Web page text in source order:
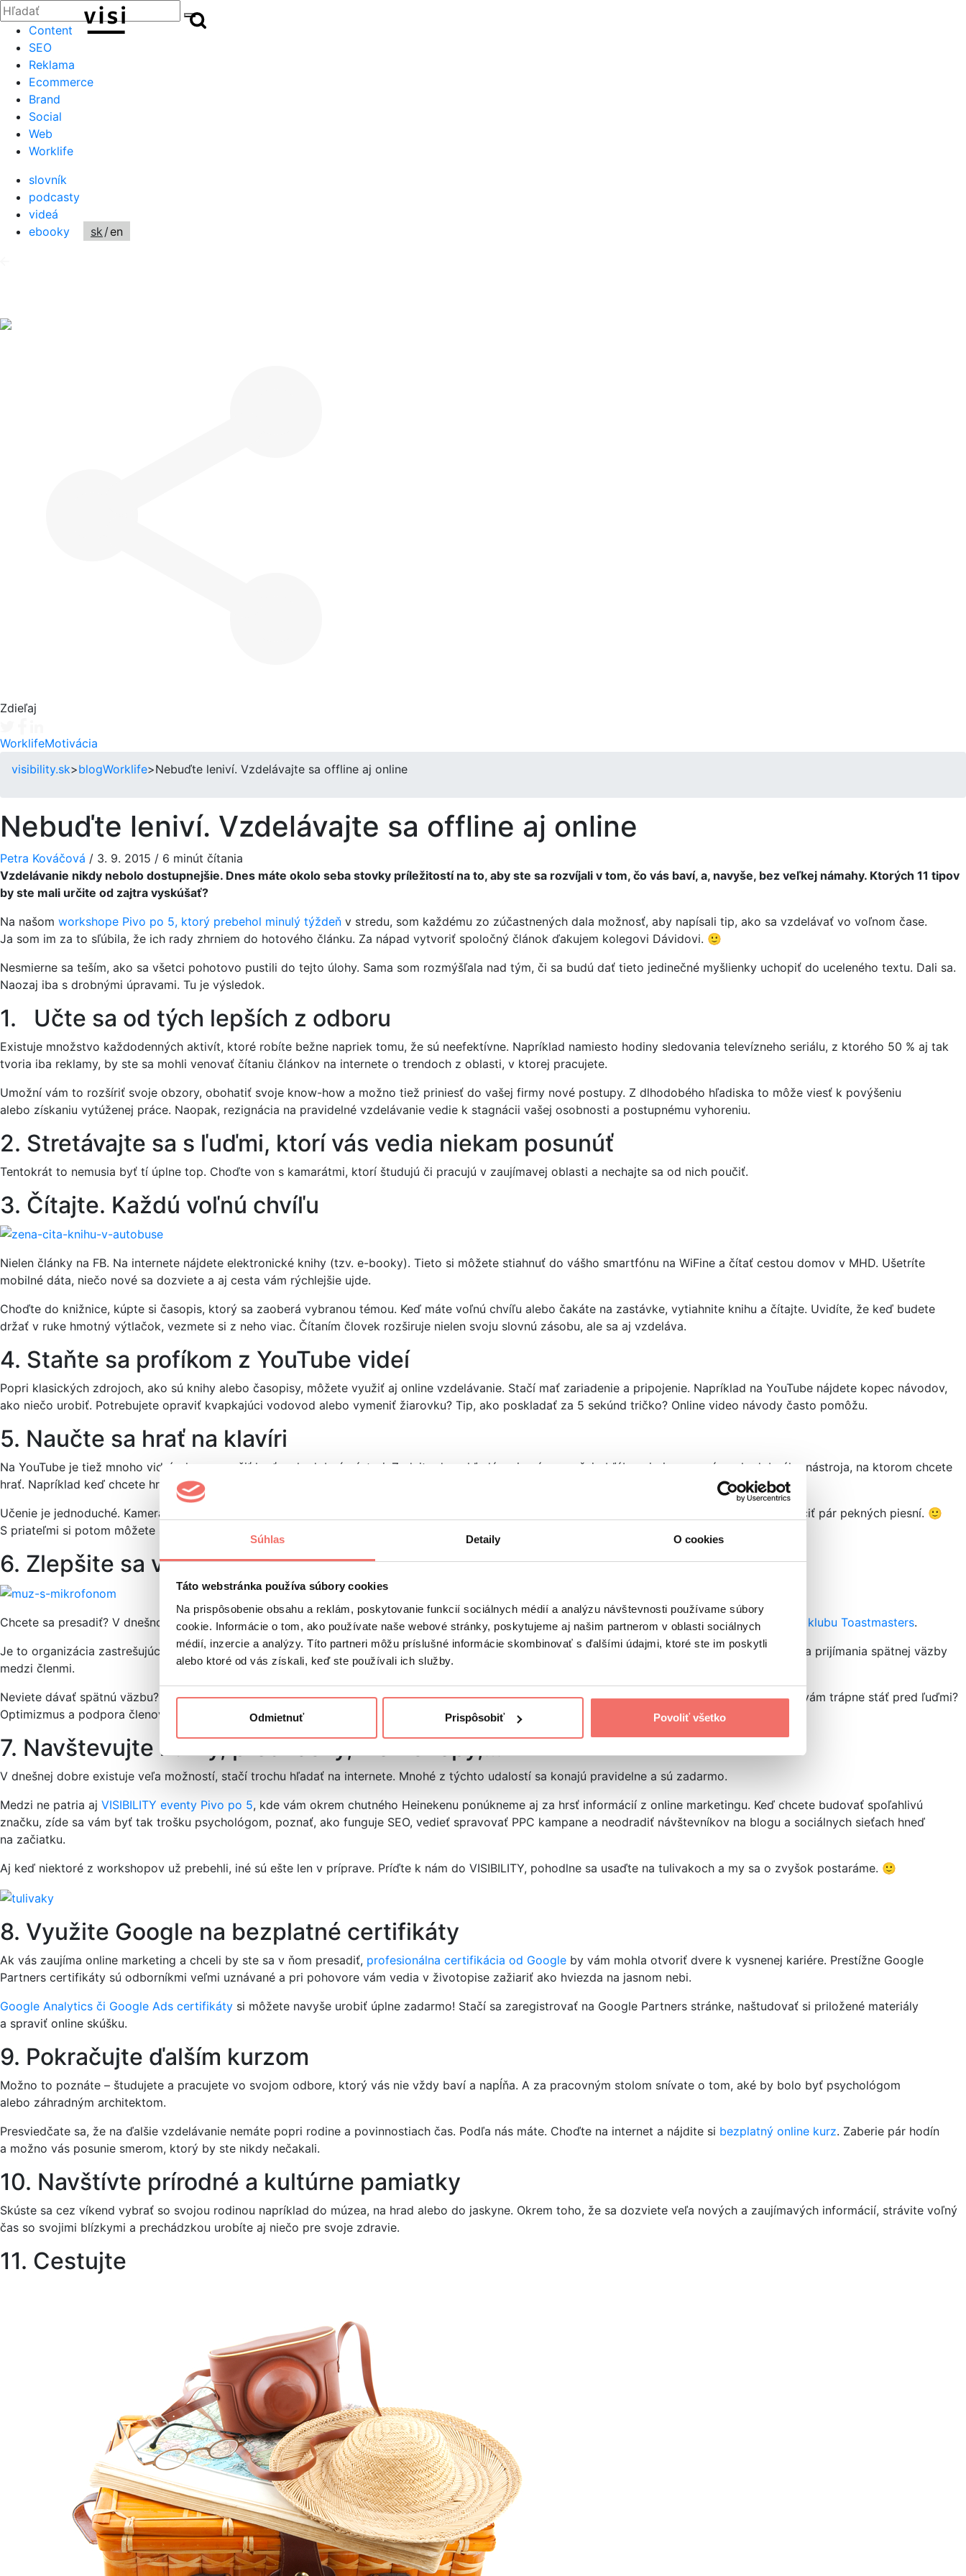
Súhlas Detaily O cookies
Táto webstránka používa súbory cookies
Na prispôsobenie obsahu a reklám, poskytovanie funkcií sociálnych médií a analýzu návštevnosti používame súbory
cookie. Informácie o tom, ako používate naše webové stránky, poskytujeme aj našim partnerom v oblasti sociálnych
médií, inzercie a analýzy. Títo partneri môžu príslušné informácie skombinovať s ďalšími údajmi, ktoré ste im poskytli
alebo ktoré od vás získali, keď ste používali ich služby.
Odmietnuť Prispôsobiť Povoliť všetko
Zatvoriť
Hľadať:
Hľadať
Content
SEO
Reklama
Ecommerce
Brand
Social
Web
Worklife
slovník
podcasty
videá
ebooky
sk/en
Zdieľaj
WorklifeMotivácia
visibility.sk>blogWorklife>Nebuďte leniví. Vzdelávajte sa offline aj online
Nebuďte leniví. Vzdelávajte sa offline aj online
Petra Kováčová / 3. 9. 2015 / 6 minút čítania
Vzdelávanie nikdy nebolo dostupnejšie. Dnes máte okolo seba stovky príležitostí na to, aby ste sa rozvíjali v tom, čo vás baví, a, navyše, bez veľkej námahy. Ktorých 11 tipov
by ste mali určite od zajtra vyskúšať?
Na našom workshope Pivo po 5, ktorý prebehol minulý týždeň v stredu, som každému zo zúčastnených dala možnosť, aby napísali tip, ako sa vzdelávať vo voľnom čase.
Ja som im za to sľúbila, že ich rady zhrniem do hotového článku. Za nápad vytvoriť spoločný článok ďakujem kolegovi Dávidovi. 🙂
Nesmierne sa teším, ako sa všetci pohotovo pustili do tejto úlohy. Sama som rozmýšľala nad tým, či sa budú dať tieto jedinečné myšlienky uchopiť do uceleného textu. Dali sa.
Naozaj iba s drobnými úpravami. Tu je výsledok.
1. Učte sa od tých lepších z odboru
Existuje množstvo každodenných aktivít, ktoré robíte bežne napriek tomu, že sú neefektívne. Napríklad namiesto hodiny sledovania televízneho seriálu, z ktorého 50 % aj tak
tvoria iba reklamy, by ste sa mohli venovať čítaniu článkov na internete o trendoch z oblasti, v ktorej pracujete.
Umožní vám to rozšíriť svoje obzory, obohatiť svoje know-how a možno tiež priniesť do vašej firmy nové postupy. Z dlhodobého hľadiska to môže viesť k povýšeniu
alebo získaniu vytúženej práce. Naopak, rezignácia na pravidelné vzdelávanie vedie k stagnácii vašej osobnosti a postupnému vyhoreniu.
2. Stretávajte sa s ľuďmi, ktorí vás vedia niekam posunúť
Tentokrát to nemusia byť tí úplne top. Choďte von s kamarátmi, ktorí študujú či pracujú v zaujímavej oblasti a nechajte sa od nich poučiť.
3. Čítajte. Každú voľnú chvíľu
Nielen články na FB. Na internete nájdete elektronické knihy (tzv. e-booky). Tieto si môžete stiahnuť do vášho smartfónu na WiFine a čítať cestou domov v MHD. Ušetríte
mobilné dáta, niečo nové sa dozviete a aj cesta vám rýchlejšie ujde.
Choďte do knižnice, kúpte si časopis, ktorý sa zaoberá vybranou témou. Keď máte voľnú chvíľu alebo čakáte na zastávke, vytiahnite knihu a čítajte. Uvidíte, že keď budete
držať v ruke hmotný výtlačok, vezmete si z neho viac. Čítaním človek rozširuje nielen svoju slovnú zásobu, ale sa aj vzdeláva.
4. Staňte sa profíkom z YouTube videí
Popri klasických zdrojoch, ako sú knihy alebo časopisy, môžete využiť aj online vzdelávanie. Stačí mať zariadenie a pripojenie. Napríklad na YouTube nájdete kopec návodov,
ako niečo urobiť. Potrebujete opraviť kvapkajúci vodovod alebo vymeniť žiarovku? Tip, ako poskladať za 5 sekúnd tričko? Online video návody často pomôžu.
5. Naučte sa hrať na klavíri
Na YouTube je tiež mnoho videí, ako sa naučiť hrať na hudobný nástroj. Zadajte do vyhľadávania názov vašej obľúbenej piesne a názov hudobného nástroja, na ktorom chcete
hrať. Napríklad keď chcete hrať na klavíri, zadajte
Učenie je jednoduché. Kamera vo videu je natočená na klávesy a stačí len sledovať, ktorú klávesu stlačia a to isté opakovať. Takto sa dá ľahko naučiť pár pekných piesní. 🙂
S priateľmi si potom môžete spríjemniť večery pri vínku alebo si len tak zahrať pre radosť.
6. Zlepšite sa v prezentovaní pred ľuďmi
Chcete sa presadiť? V dnešnom svete veľmi cenná komodita. Zlepšovať svoje rečnícke a líderské zručnosti sa dá aj zadarmo. Stačí začať chodiť do klubu Toastmasters.
Je to organizácia zastrešujúca rečnícke kluby po celom svete. Vzdelávanie v rečníckych a organizačných zručnostiach prebieha pomocou dávania a prijímania spätnej väzby
medzi členmi.
Neviete dávať spätnú väzbu? To vôbec nevadí. Vzdelávať môžete aj vy. Každý predsa vieme, ako na nás vystúpenie kolegu či kamaráta vplýva. Je vám trápne stáť pred ľuďmi?
Optimizmus a podpora členov vám pomôžu trému prekonať. A toto všetko len za minimálny mesačný poplatok.
7. Navštevujte kurzy, prednášky, workshopy,…
V dnešnej dobre existuje veľa možností, stačí trochu hľadať na internete. Mnohé z týchto udalostí sa konajú pravidelne a sú zadarmo.
Medzi ne patria aj VISIBILITY eventy Pivo po 5, kde vám okrem chutného Heinekenu ponúkneme aj za hrsť informácií z online marketingu. Keď chcete budovať spoľahlivú
značku, zíde sa vám byť tak trošku psychológom, poznať, ako funguje SEO, vedieť spravovať PPC kampane a neodradiť návštevníkov na blogu a sociálnych sieťach hneď
na začiatku.
Aj keď niektoré z workshopov už prebehli, iné sú ešte len v príprave. Príďte k nám do VISIBILITY, pohodlne sa usaďte na tulivakoch a my sa o zvyšok postaráme. 🙂
8. Využite Google na bezplatné certifikáty
Ak vás zaujíma online marketing a chceli by ste sa v ňom presadiť, profesionálna certifikácia od Google by vám mohla otvoriť dvere k vysnenej kariére. Prestížne Google
Partners certifikáty sú odborníkmi veľmi uznávané a pri pohovore vám vedia v životopise zažiariť ako hviezda na jasnom nebi.
Google Analytics či Google Ads certifikáty si môžete navyše urobiť úplne zadarmo! Stačí sa zaregistrovať na Google Partners stránke, naštudovať si priložené materiály
a spraviť online skúšku.
9. Pokračujte ďalším kurzom
Možno to poznáte – študujete a pracujete vo svojom odbore, ktorý vás nie vždy baví a napĺňa. A za pracovným stolom snívate o tom, aké by bolo byť psychológom
alebo záhradným architektom.
Presviedčate sa, že na ďalšie vzdelávanie nemáte popri rodine a povinnostiach čas. Podľa nás máte. Choďte na internet a nájdite si bezplatný online kurz. Zaberie pár hodín
a možno vás posunie smerom, ktorý by ste nikdy nečakali.
10. Navštívte prírodné a kultúrne pamiatky
Skúste sa cez víkend vybrať so svojou rodinou napríklad do múzea, na hrad alebo do jaskyne. Okrem toho, že sa dozviete veľa nových a zaujímavých informácií, strávite voľný
čas so svojimi blízkymi a prechádzkou urobíte aj niečo pre svoje zdravie.
11. Cestujte